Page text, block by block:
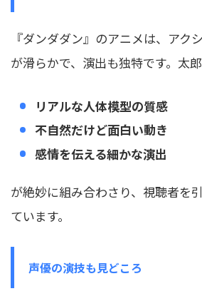
『ダンダダン』のアニメは、アク
が滑らかで、演出も独特です。太郎
リアルな人体模型の質感
不自然だけど面白い動き
感情を伝える細かな演出
が絶妙に組み合わさり、視聴者を
ています。
声優の演技も見どころ